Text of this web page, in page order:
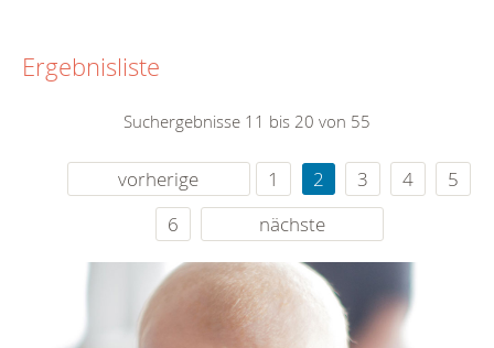
Ergebnisliste
Suchergebnisse 11 bis 20 von 55
vorherige 1 2 3 4
5
6
nächste